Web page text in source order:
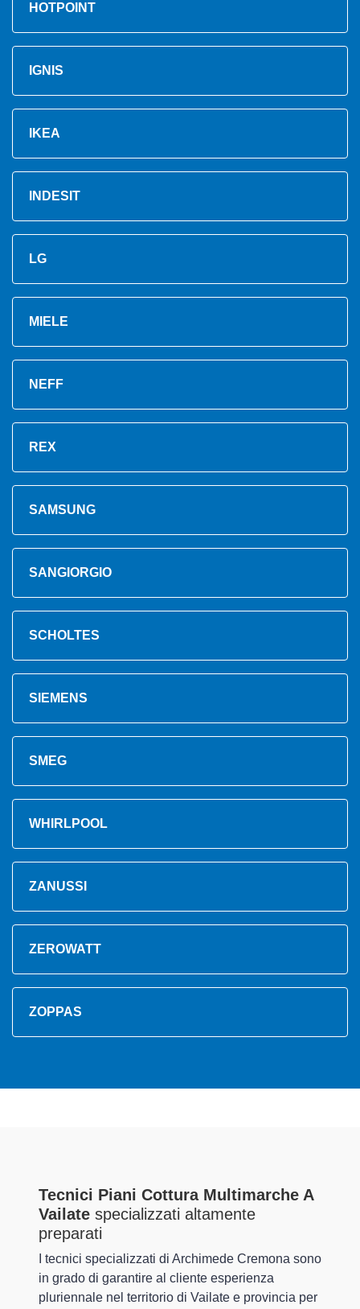
HOTPOINT
IGNIS
IKEA
INDESIT
LG
MIELE
NEFF
REX
SAMSUNG
SANGIORGIO
SCHOLTES
SIEMENS
SMEG
WHIRLPOOL
ZANUSSI
ZEROWATT
ZOPPAS
Tecnici Piani Cottura Multimarche A
Vailate specializzati altamente
preparati
I tecnici specializzati di Archimede Cremona sono
in grado di garantire al cliente esperienza
pluriennale nel territorio di Vailate e provincia per